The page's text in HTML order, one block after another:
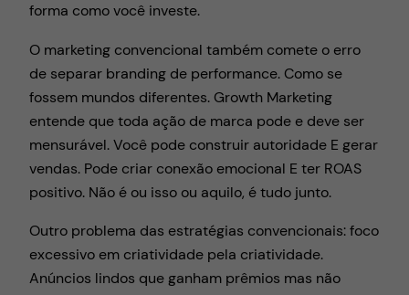
forma como você investe.
O marketing convencional também comete o erro
de separar branding de performance. Como se
fossem mundos diferentes. Growth Marketing
entende que toda ação de marca pode e deve ser
mensurável. Você pode construir autoridade E gerar
vendas. Pode criar conexão emocional E ter ROAS
positivo. Não é ou isso ou aquilo, é tudo junto.
Outro problema das estratégias convencionais: foco
excessivo em criatividade pela criatividade.
Anúncios lindos que ganham prêmios mas não